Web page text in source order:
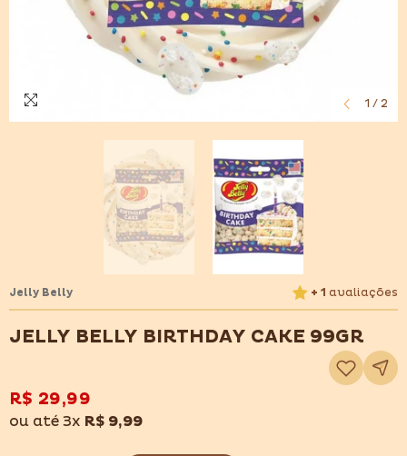
1 / 2
Jelly Belly + 1 avaliações
JELLY BELLY BIRTHDAY CAKE 99GR
Adicionar
à
lista
R$ 29,99
ou até 3x R$ 9,99